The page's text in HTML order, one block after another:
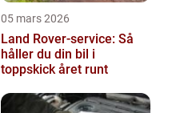
05 mars 2026
Land Rover-service: Så
håller du din bil i
toppskick året runt